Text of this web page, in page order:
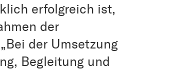
erfolgreich ist,
der
der Umsetzung
Begleitung und